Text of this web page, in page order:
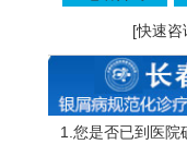
[快速咨
1.您是否已到医院